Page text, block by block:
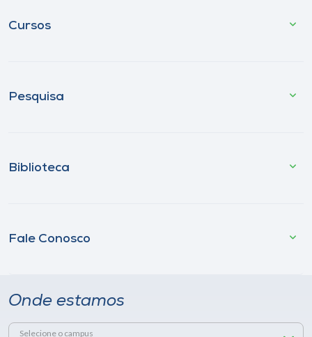
Cursos
Pesquisa
Biblioteca
Fale Conosco
Onde estamos
Selecione o campus